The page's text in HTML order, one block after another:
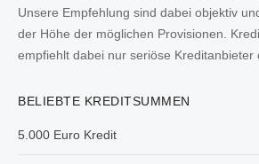
Unsere Empfehlung sind dabei objektiv
der Höhe der möglichen Provisionen.
empfiehlt dabei nur seriöse Kreditanbieter
BELIEBTE KREDITSUMMEN
5.000 Euro Kredit